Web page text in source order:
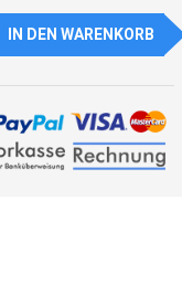
IN DEN WARENKORB